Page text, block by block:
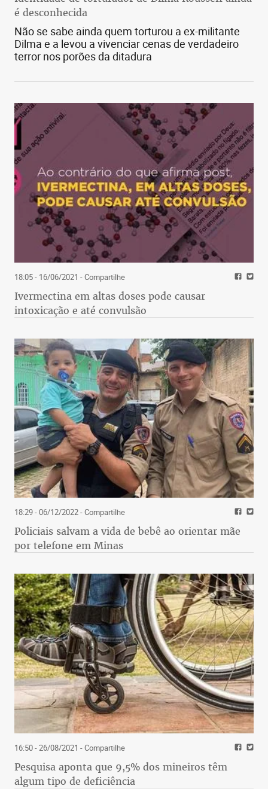
é desconhecida
Não se sabe ainda quem torturou a ex-militante
Dilma e a levou a vivenciar cenas de verdadeiro
terror nos porões da ditadura
18:05 - 16/06/2021 - Compartilhe
Ivermectina em altas doses pode causar
intoxicação e até convulsão
18:29 - 06/12/2022- Compartilhe
Policiais salvam a vida de bebê ao orientar mãe
por telefone em Minas
16:50 - 26/08/2021 - Compartilhe
Pesquisa aponta que 9,5% dos mineiros têm
algum tipo de deficiência